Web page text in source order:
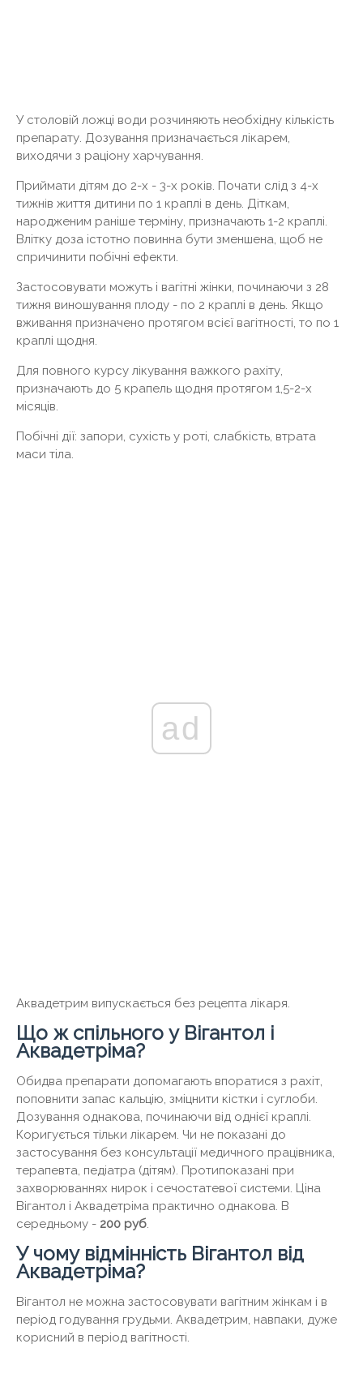
У столовій ложці води розчиняють необхідну кількість
препарату. Дозування призначається лікарем,
виходячи з раціону харчування.
Приймати дітям до 2-х - 3-х років. Почати слід з 4-х
тижнів життя дитини по 1 краплі в день. Діткам,
народженим раніше терміну, призначають 1-2 краплі.
Влітку доза істотно повинна бути зменшена, щоб не
спричинити побічні ефекти.
Застосовувати можуть і вагітні жінки, починаючи з 28
тижня виношування плоду - по 2 краплі в день. Якщо
вживання призначено протягом всієї вагітності, то по 1
краплі щодня.
Для повного курсу лікування важкого рахіту,
призначають до 5 крапель щодня протягом 1,5-2-х
місяців.
Побічні дії: запори, сухість у роті, слабкість, втрата
маси тіла.
ad
Аквадетрим випускається без рецепта лікаря.
Що ж спільного у Вігантол і
Аквадетріма?
Обидва препарати допомагають впоратися з рахіт,
поповнити запас кальцію, зміцнити кістки і суглоби.
Дозування однакова, починаючи від однієї краплі.
Коригується тільки лікарем. Чи не показані до
застосування без консультації медичного працівника,
терапевта, педіатра (дітям). Протипоказані при
захворюваннях нирок і сечостатевої системи. Ціна
Вігантол і Аквадетріма практично однакова. В
середньому - 200 руб
У чому відмінність Вігантол від
Аквадетріма?
Вігантол не можна застосовувати вагітним жінкам і в
період годування грудьми. Аквадетрим, навпаки, дуже
корисний в період вагітності.